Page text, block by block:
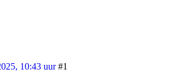
10:43 uur #1